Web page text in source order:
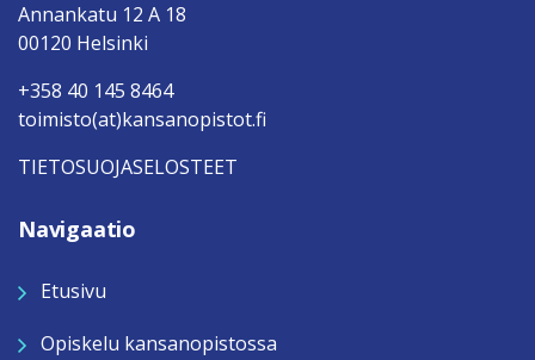
Annankatu 12 A 18
00120 Helsinki
+358 40 145 8464
toimisto(at)kansanopistot.fi
TIETOSUOJASELOSTEET
Navigaatio
Etusivu
Opiskelu kansanopistossa